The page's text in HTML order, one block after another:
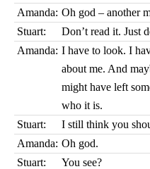
Amanda: Oh god – another
Stuart:
Don’t read it. Just
Amanda: I have to look. I
about me. And
might have left
who it is.
Stuart:
I still think you
Amanda: Oh god.
Stuart:
You see?